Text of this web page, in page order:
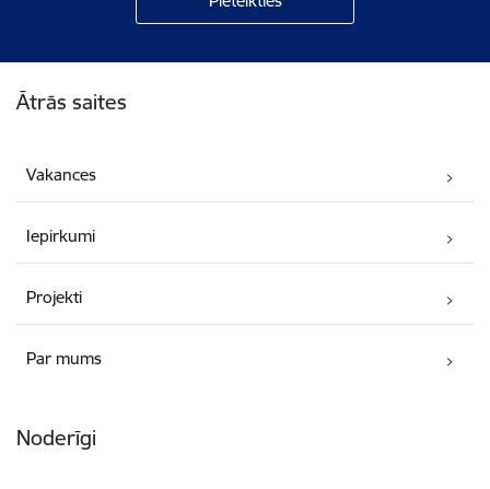
Ātrās saites
Vakances
Iepirkumi
Projekti
Par mums
Noderīgi